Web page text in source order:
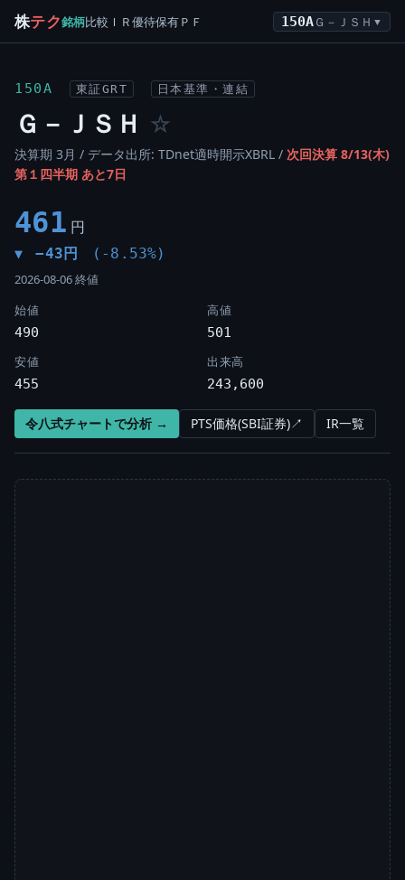
株テク銘柄比較 ＩＲ優待保有ＰＦ 150AＧ－ＪＳＨ ▼
150A 東証GRT 日本基準・連結
Ｇ－ＪＳＨ ☆
決算期 3月 / データ出所: TDnet適時開示XBRL / 次回決算 8/13(木)
第１四半期 あと7日
461 円
▼ −43円 (-8.53%)
2026-08-06 終値
始値
490
高値
501
安値
455
出来高
243,600
令八式チャートで分析 → PTS価格(SBI証券)↗ IR一覧